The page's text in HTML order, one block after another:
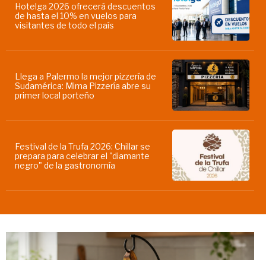
Hotelga 2026 ofrecerá descuentos
de hasta el 10% en vuelos para
visitantes de todo el país
Llega a Palermo la mejor pizzería de
Sudamérica: Mima Pizzería abre su
primer local porteño
Festival de la Trufa 2026: Chillar se
prepara para celebrar el "diamante
negro" de la gastronomía